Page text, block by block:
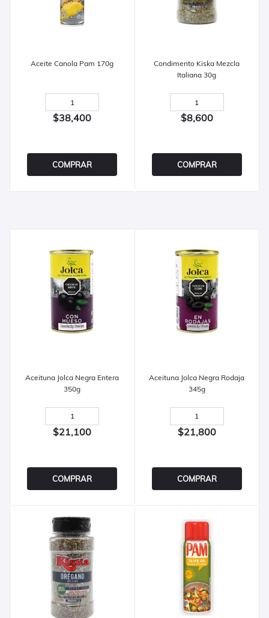
Aceite Canola Pam 170g
$38,400
COMPRAR
Condimento Kiska Mezcla
Italiana 30g
$8,600
COMPRAR
Aceituna Jolca Negra Entera
350g
$21,100
COMPRAR
Aceituna Jolca Negra Rodaja
345g
$21,800
COMPRAR